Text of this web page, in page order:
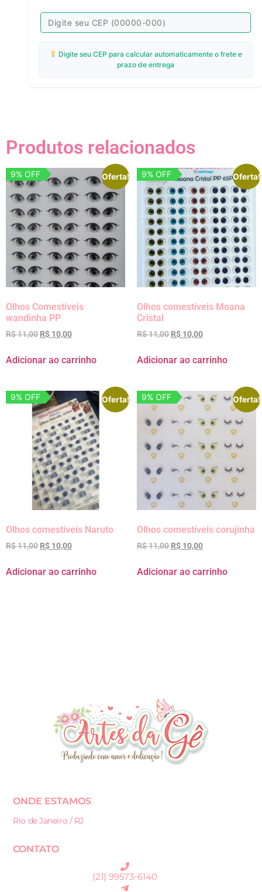
Digite seu CEP para calcular automaticamente o frete e
prazo de entrega
Produtos relacionados
Oferta!
9% OFF
Olhos Comestíveis
wandinha PP
R$11,00 R$ 10,00
Adicionar ao carrinho
Oferta!
9% OFF
Olhos comestíveis Moana
Cristal
R$11,00 R$ 10,00
Adicionar ao carrinho
Oferta!
9% OFF
Olhos comestíveis Naruto
R$11,00 R$ 10,00
Adicionar ao carrinho
Oferta!
9% OFF
Olhos comestíveis corujinha
R$11,00 R$ 10,00
Adicionar ao carrinho
ONDE ESTAMOS
Rio de Janeiro / RJ
CONTATO
(21) 99573-6140